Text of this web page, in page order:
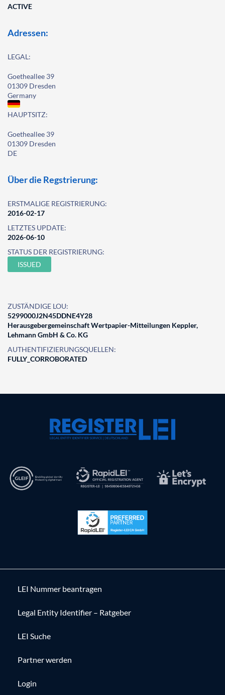
ACTIVE
Adressen:
LEGAL:
Goetheallee 39
01309 Dresden
Germany
HAUPTSITZ:
Goetheallee 39
01309 Dresden
DE
Über die Regstrierung:
ERSTMALIGE REGISTRIERUNG:
2016-02-17
LETZTES UPDATE:
2026-06-10
STATUS DER REGISTRIERUNG:
ISSUED
ZUSTÄNDIGE LOU:
5299000J2N45DDNE4Y28
Herausgebergemeinschaft Wertpapier-Mitteilungen Keppler,
Lehmann GmbH & Co. KG
AUTHENTIFIZIERUNGSQUELLEN:
FULLY_CORROBORATED
LEI Nummer beantragen
Legal Entity Identifier – Ratgeber
LEI Suche
Partner werden
Login